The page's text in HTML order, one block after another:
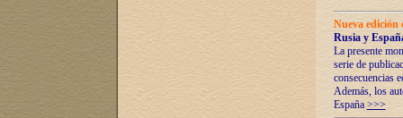
Nueva
Rusia y
La presente
serie de
consecuencias
Además, los
España >>>